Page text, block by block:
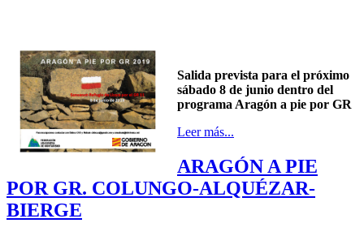
Salida prevista para el próximo
sábado 8 de junio dentro del
programa Aragón a pie por GR
Leer más...
ARAGÓN A PIE
POR GR. COLUNGO-ALQUÉZAR-
BIERGE